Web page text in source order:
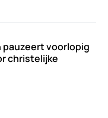
pauzeert voorlopig
christelijke